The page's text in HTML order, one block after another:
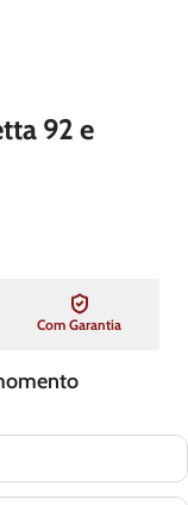
92 e
Com Garantia